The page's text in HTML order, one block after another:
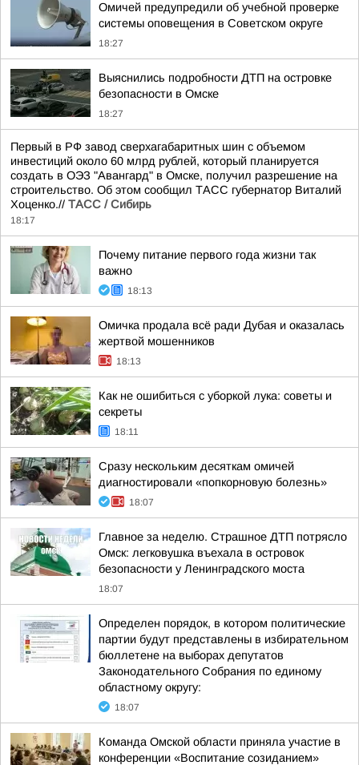
Омичей предупредили об учебной проверке
системы оповещения в Советском округе
18:27
Выяснились подробности ДТП на островке
безопасности в Омске
18:27
Первый в РФ завод сверхагабаритных шин с объемом
инвестиций около 60 млрд рублей, который планируется
создать в ОЭЗ "Авангард" в Омске, получил разрешение на
строительство. Об этом сообщил ТАСС губернатор Виталий
Хоценко.// ТАСС / Сибирь
18:17
Почему питание первого года жизни так
важно
18:13
Омичка продала всё ради Дубая и оказалась
жертвой мошенников
18:13
Как не ошибиться с уборкой лука: советы и
секреты
18:11
Сразу нескольким десяткам омичей
диагностировали «попкорновую болезнь»
18:07
Главное за неделю. Страшное ДТП потрясло
Омск: легковушка въехала в островок
безопасности у Ленинградского моста
18:07
Определен порядок, в котором политические
партии будут представлены в избирательном
бюллетене на выборах депутатов
Законодательного Собрания по единому
областному округу:
18:07
Команда Омской области приняла участие в
конференции «Воспитание созиданием»